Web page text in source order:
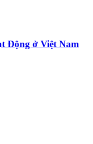
Động ở Việt Nam